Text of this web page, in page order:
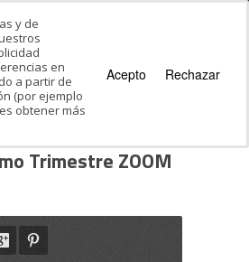
Trimestre ZOOM
y de
en
a partir de
(por ejemplo
obtener más
Acepto Rechazar